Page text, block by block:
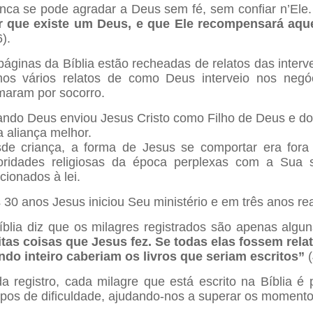
se pode agradar a Deus sem fé, sem confiar
que existe um Deus, e que Ele recompensará
da Bíblia estão recheadas de relatos das
vários relatos de como Deus interveio nos
por socorro.
Deus enviou Jesus Cristo como Filho de Deus e
aliança melhor.
criança, a forma de Jesus se comportar era
religiosas da época perplexas com a Sua
à lei.
30 anos Jesus iniciou Seu ministério e em três anos
diz que os milagres registrados são apenas
coisas que Jesus fez. Se todas elas fossem
inteiro caberiam os livros que seriam escritos”
registro, cada milagre que está escrito na Bíblia
de dificuldade, ajudando-nos a superar os